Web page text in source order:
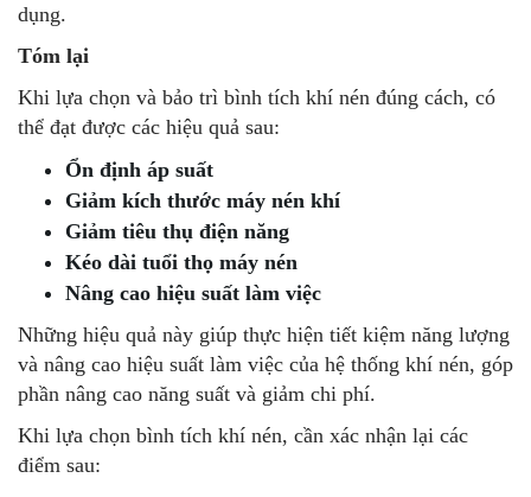
dụng.
Tóm lại
Khi lựa chọn và bảo trì bình tích khí nén đúng cách, có
thể đạt được các hiệu quả sau:
Ổn định áp suất
Giảm kích thước máy nén khí
Giảm tiêu thụ điện năng
Kéo dài tuổi thọ máy nén
Nâng cao hiệu suất làm việc
Những hiệu quả này giúp thực hiện tiết kiệm năng lượng
và nâng cao hiệu suất làm việc của hệ thống khí nén, góp
phần nâng cao năng suất và giảm chi phí.
Khi lựa chọn bình tích khí nén, cần xác nhận lại các
điểm sau: